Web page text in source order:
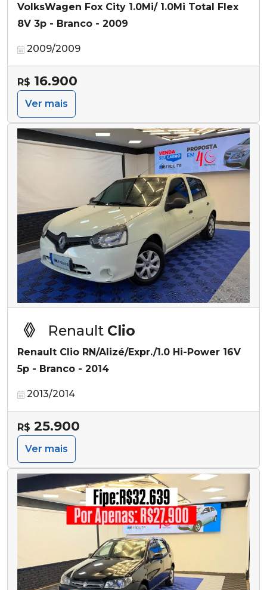
VolksWagen Fox City 1.0Mi/ 1.0Mi Total Flex
8V 3p - Branco - 2009
2009/2009
R$ 16.900
Ver mais
Renault Clio
Renault Clio RN/Alizé/Expr./1.0 Hi-Power 16V
5p - Branco - 2014
2013/2014
R$ 25.900
Ver mais